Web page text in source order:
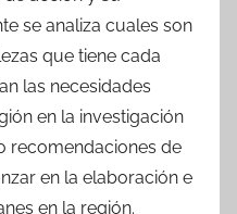
se analiza cuales son
que tiene cada
las necesidades
en la investigación
recomendaciones de
en la elaboración e
en la región.